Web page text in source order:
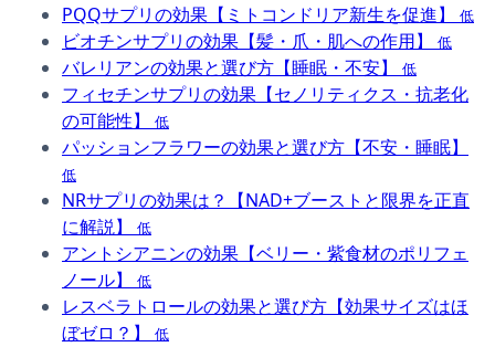
PQQサプリの効果【ミトコンドリア新生を促進】 低
ビオチンサプリの効果【髪・爪・肌への作用】 低
バレリアンの効果と選び方【睡眠・不安】 低
フィセチンサプリの効果【セノリティクス・抗老化
の可能性】
低
パッションフラワーの効果と選び方【不安・睡眠】
低
NRサプリの効果は？【NAD+ブーストと限界を正直
に解説】
低
アントシアニンの効果【ベリー・紫食材のポリフェ
ノール】
低
レスベラトロールの効果と選び方【効果サイズはほ
ぼゼロ？】
低